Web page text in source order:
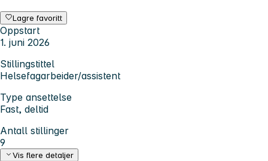
Lagre favoritt
Oppstart
1. juni 2026
Stillingstittel
Helsefagarbeider/assistent
Type ansettelse
Fast, deltid
Antall stillinger
9
Vis flere detaljer